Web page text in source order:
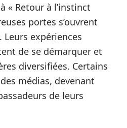
« Retour à l’instinct
portes s’ouvrent
expériences
de se démarquer et
diversifiées. Certains
médias, devenant
de leurs